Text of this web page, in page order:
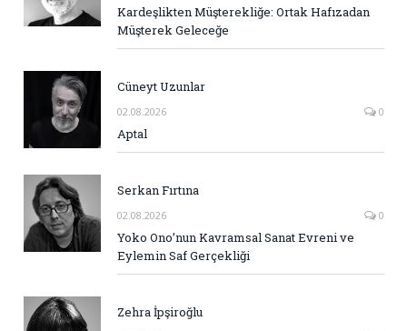
Kardeşlikten Müşterekliğe: Ortak Hafızadan
Müşterek Geleceğe
Cüneyt Uzunlar
02.08.2026 0
Aptal
Serkan Fırtına
02.08.2026 0
Yoko Ono’nun Kavramsal Sanat Evreni ve
Eylemin Saf Gerçekliği
Zehra İpşiroğlu